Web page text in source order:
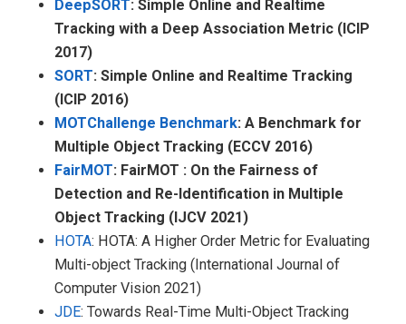
DeepSORT: Simple Online and Realtime
Tracking with a Deep Association Metric (ICIP
2017)
SORT: Simple Online and Realtime Tracking
(ICIP 2016)
MOTChallenge Benchmark: A Benchmark for
Multiple Object Tracking (ECCV 2016)
FairMOT: FairMOT : On the Fairness of
Detection and Re-Identification in Multiple
Object Tracking (IJCV 2021)
HOTA: HOTA: A Higher Order Metric for Evaluating
Multi-object Tracking (International Journal of
Computer Vision 2021)
JDE: Towards Real-Time Multi-Object Tracking